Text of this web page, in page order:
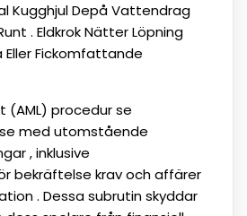
Kugghjul Depå Vattendrag
. Eldkrok Nätter Löpning
Eller Fickomfattande
procedur se
med utomstående
, inklusive
bekräftelse krav och affärer
. Dessa subrutin skyddar